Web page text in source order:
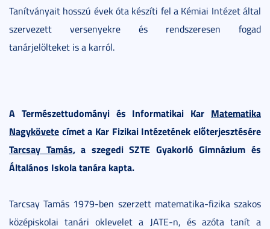
Tanítványait hosszú évek óta készíti fel a Kémiai Intézet által
szervezett versenyekre és rendszeresen fogad
tanárjelölteket is a karról.
A Természettudományi és Informatikai Kar Matematika
Nagykövete címet a Kar Fizikai Intézetének előterjesztésére
Tarcsay Tamás, a szegedi SZTE Gyakorló Gimnázium és
Általános Iskola tanára kapta.
Tarcsay Tamás 1979-ben szerzett matematika-fizika szakos
középiskolai tanári oklevelet a JATE-n, és azóta tanít a